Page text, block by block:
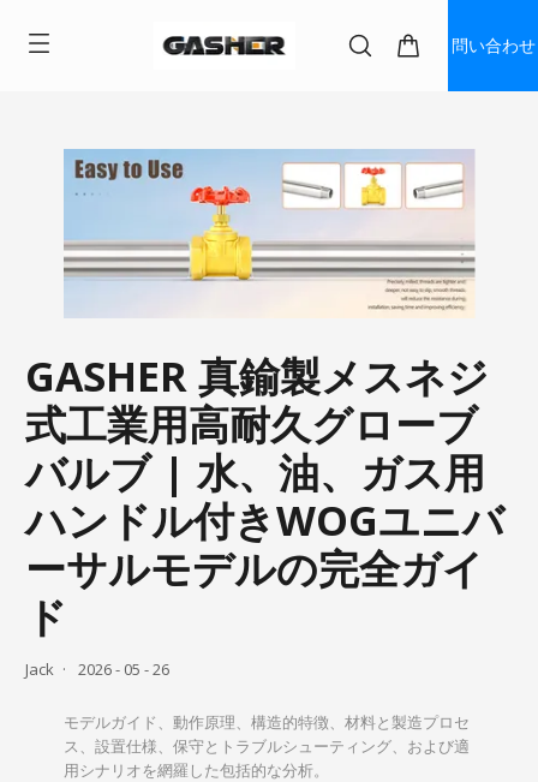
問い合わせ
GASHER 真鍮製メスネジ
式工業用高耐久グローブ
バルブ | 水、油、ガス用
ハンドル付きWOGユニバ
ーサルモデルの完全ガイ
ド
Jack 2026 - 05 - 26
モデルガイド、動作原理、構造的特徴、材料と製造プロセ
ス、設置仕様、保守とトラブルシューティング、および適
用シナリオを網羅した包括的な分析。